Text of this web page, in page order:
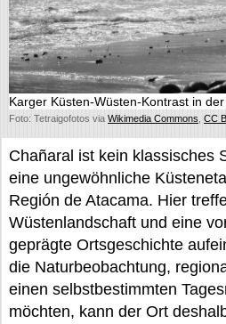
Karger Küsten-Wüsten-Kontrast in
Foto: Tetraigofotos via Wikimedia Commons CC
Chañaral ist kein klassisches
eine ungewöhnliche
Región de Atacama. Hier
Wüstenlandschaft und eine
geprägte Ortsgeschichte
die Naturbeobachtung,
einen selbstbestimmten
möchten, kann der Ort